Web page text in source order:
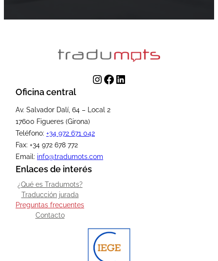
InstagramFacebook LinkedIn
Oficina central
Av. Salvador Dalí, 64 – Local 2
17600 Figueres (Girona)
Teléfono: +34 972 671 042
Fax: +34 972 678 772
Email: info@tradumots.com
Enlaces de interés
¿Qué es Tradumots?
Traducción jurada
Preguntas frecuentes
Contacto